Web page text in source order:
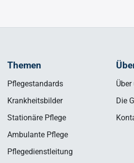
Themen
Pflegestandards
Krankheitsbilder
Stationäre Pflege
Ambulante Pflege
Pflegedienstleitung
Die